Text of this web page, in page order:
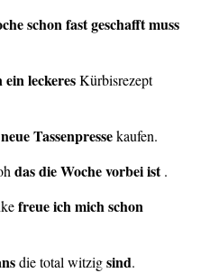
schon fast geschafft muss
leckeresKürbisrezept
Tassenpressekaufen.
das die Woche vorbei ist.
freue ich mich schon
die total witzigsind.